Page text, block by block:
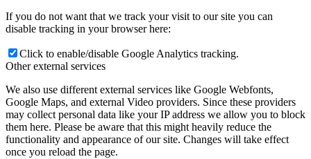
If you do not want that we track your visit to our site you can
disable tracking in your browser here:
Click to enable/disable Google Analytics tracking.
Other external services
We also use different external services like Google Webfonts,
Google Maps, and external Video providers. Since these providers
may collect personal data like your IP address we allow you to block
them here. Please be aware that this might heavily reduce the
functionality and appearance of our site. Changes will take effect
once you reload the page.